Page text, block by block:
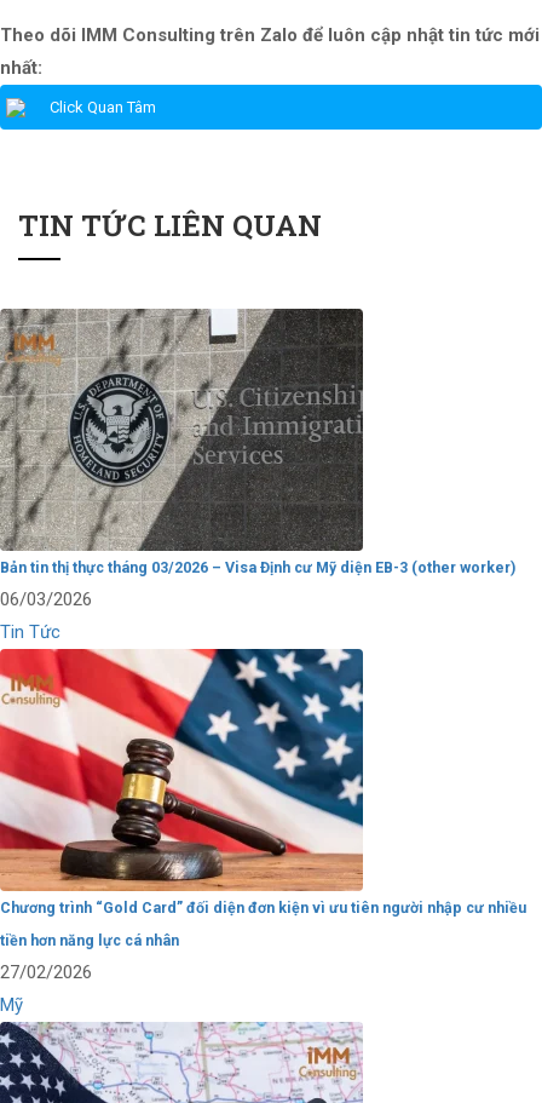
Theo dõi IMM Consulting trên Zalo để luôn cập nhật tin tức mới
nhất:
Click Quan Tâm
TIN TỨC LIÊN QUAN
Bản tin thị thực tháng 03/2026 – Visa Định cư Mỹ diện EB-3 (other worker)
06/03/2026
Tin Tức
Chương trình “Gold Card” đối diện đơn kiện vì ưu tiên người nhập cư nhiều
tiền hơn năng lực cá nhân
27/02/2026
Mỹ